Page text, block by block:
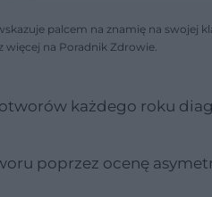
palcem na znamię na swojej
więcej na Poradnik Zdrowie.
każdego roku
poprzez ocenę